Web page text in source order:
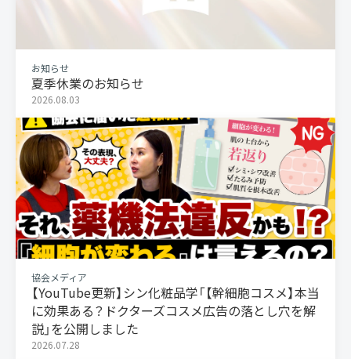
お知らせ
夏季休業のお知らせ
2026.08.03
協会メディア
【YouTube更新】シン化粧品学「【幹細胞コスメ】本当
に効果ある？ドクターズコスメ広告の落とし穴を解
説」を公開しました
2026.07.28